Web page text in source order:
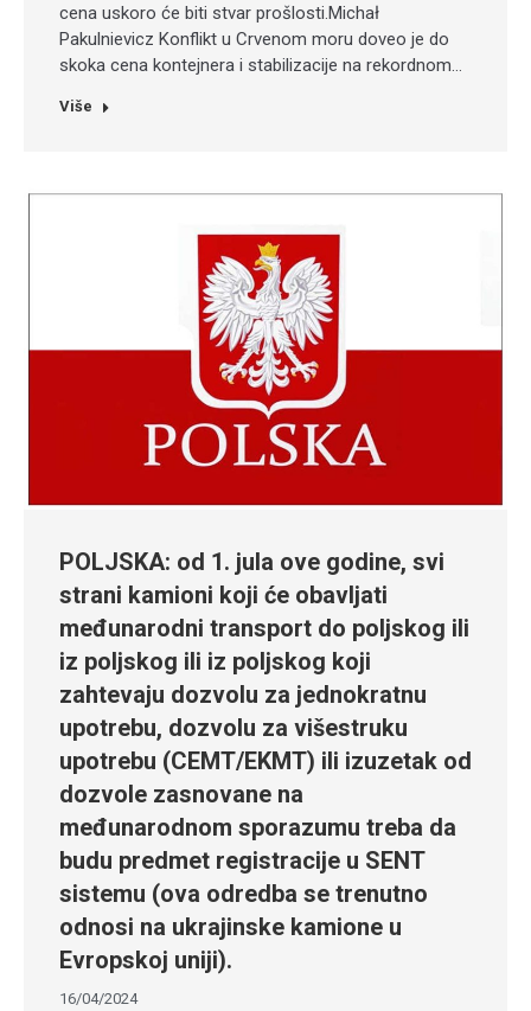
cena uskoro će biti stvar prošlosti.Michał
Pakulnievicz Konflikt u Crvenom moru doveo je do
skoka cena kontejnera i stabilizacije na rekordnom…
Više
POLJSKA: od 1. jula ove godine, svi
strani kamioni koji će obavljati
međunarodni transport do poljskog ili
iz poljskog ili iz poljskog koji
zahtevaju dozvolu za jednokratnu
upotrebu, dozvolu za višestruku
upotrebu (CEMT/EKMT) ili izuzetak od
dozvole zasnovane na
međunarodnom sporazumu treba da
budu predmet registracije u SENT
sistemu (ova odredba se trenutno
odnosi na ukrajinske kamione u
Evropskoj uniji).
16/04/2024